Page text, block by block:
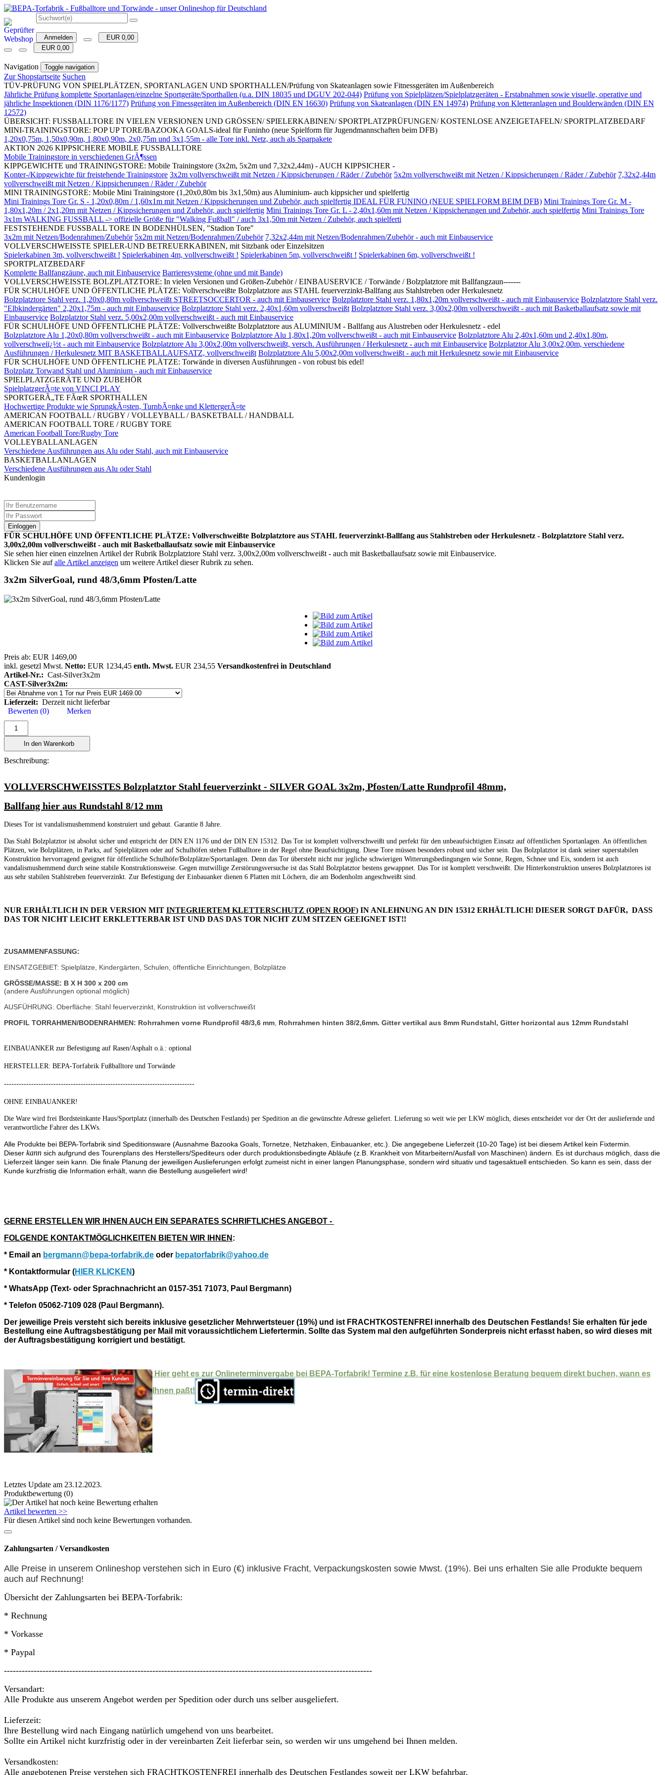
Anmelden
EUR 0,00
EUR 0,00
Navigation Toggle navigation
Zur Shopstartseite Suchen
TÜV-PRÜFUNG VON SPIELPLÄTZEN, SPORTANLAGEN UND SPORTHALLEN/Prüfung von Skateanlagen sowie Fitnessgeräten im Außenbereich
Jährliche Prüfung komplette Sportanlagen/einzelne Sportgeräte/Sporthallen (u.a. DIN 18035 und DGUV 202-044) Prüfung von Spielplätzen/Spielplatzgeräten - Erstabnahmen sowie visuelle, operative und
jährliche Inspektionen (DIN 1176/1177) Prüfung von Fitnessgeräten im Außenbereich (DIN EN 16630) Prüfung von Skateanlagen (DIN EN 14974) Prüfung von Kletteranlagen und Boulderwänden (DIN EN
12572)
ÜBERSICHT: FUSSBALLTORE IN VIELEN VERSIONEN UND GRÖSSEN/ SPIELERKABINEN/ SPORTPLATZPRÜFUNGEN/ KOSTENLOSE ANZEIGETAFELN/ SPORTPLATZBEDARF
MINI-TRAININGSTORE: POP UP TORE/BAZOOKA GOALS-ideal für Funinho (neue Spielform für Jugendmannschaften beim DFB)
1,20x0,75m, 1,50x0,90m, 1,80x0,90m, 2x0,75m und 3x1,55m - alle Tore inkl. Netz, auch als Sparpakete
AKTION 2026 KIPPSICHERE MOBILE FUSSBALLTORE
Mobile Trainingstore in verschiedenen GrÃ¶ssen
KIPPGEWICHTE und TRAININGSTORE: Mobile Trainingstore (3x2m, 5x2m und 7,32x2,44m) - AUCH KIPPSICHER -
Konter-/Kippgewichte für freistehende Trainingstore 3x2m vollverschweißt mit Netzen / Kippsicherungen / Räder / Zubehör 5x2m vollverschweißt mit Netzen / Kippsicherungen / Räder / Zubehör 7,32x2,44m
vollverschweißt mit Netzen / Kippsicherungen / Räder / Zubehör
MINI TRAININGSTORE: Mobile Mini Trainingstore (1,20x0,80m bis 3x1,50m) aus Aluminium- auch kippsicher und spielfertig
Mini Trainings Tore Gr. S - 1,20x0,80m / 1,60x1m mit Netzen / Kippsicherungen und Zubehör, auch spielfertig IDEAL FÜR FUNINO (NEUE SPIELFORM BEIM DFB) Mini Trainings Tore Gr. M -
1,80x1,20m / 2x1,20m mit Netzen / Kippsicherungen und Zubehör, auch spielfertig Mini Trainings Tore Gr. L - 2,40x1,60m mit Netzen / Kippsicherungen und Zubehör, auch spielfertig Mini Trainings Tore
3x1m WALKING FUSSBALL -> offizielle Größe für "Walking Fußball" / auch 3x1,50m mit Netzen / Zubehör, auch spielferti
FESTSTEHENDE FUSSBALL TORE IN BODENHÜLSEN, "Stadion Tore"
3x2m mit Netzen/Bodenrahmen/Zubehör 5x2m mit Netzen/Bodenrahmen/Zubehör 7,32x2,44m mit Netzen/Bodenrahmen/Zubehör - auch mit Einbauservice
VOLLVERSCHWEISSTE SPIELER-UND BETREUERKABINEN, mit Sitzbank oder Einzelsitzen
Spielerkabinen 3m, vollverschweißt ! Spielerkabinen 4m, vollverschweißt ! Spielerkabinen 5m, vollverschweißt ! Spielerkabinen 6m, vollverschweißt !
SPORTPLATZBEDARF
Komplette Ballfangzäune, auch mit Einbauservice Barrieresysteme (ohne und mit Bande)
VOLLVERSCHWEISSTE BOLZPLATZTORE: In vielen Versionen und Größen-Zubehör / EINBAUSERVICE / Torwände / Bolzplatztore mit Ballfangzaun-------
FÜR SCHULHÖFE UND ÖFFENTLICHE PLÄTZE: Vollverschweißte Bolzplatztore aus STAHL feuerverzinkt-Ballfang aus Stahlstreben oder Herkulesnetz
Bolzplatztore Stahl verz. 1,20x0,80m vollverschweißt STREETSOCCERTOR - auch mit Einbauservice Bolzplatztore Stahl verz. 1,80x1,20m vollverschweißt - auch mit Einbauservice Bolzplatztore Stahl verz.
"Elbkindergärten" 2,20x1,75m - auch mit Einbauservice Bolzplatztore Stahl verz. 2,40x1,60m vollverschweißt Bolzplatztore Stahl verz. 3,00x2,00m vollverschweißt - auch mit Basketballaufsatz sowie mit
Einbauservice Bolzplatztor Stahl verz. 5,00x2,00m vollverschweißt - auch mit Einbauservice
FÜR SCHULHÖFE UND ÖFFENTLICHE PLÄTZE: Vollverschweißte Bolzplatztore aus ALUMINIUM - Ballfang aus Alustreben oder Herkulesnetz - edel
Bolzplatztore Alu 1,20x0,80m vollverschweißt - auch mit Einbauservice Bolzplatztore Alu 1,80x1,20m vollverschweißt - auch mit Einbauservice Bolzplatztore Alu 2,40x1,60m und 2,40x1,80m,
vollverschweiï¿½t - auch mit Einbauservice Bolzplatztore Alu 3,00x2,00m vollverschweißt, versch. Ausführungen / Herkulesnetz - auch mit Einbauservice Bolzplatztor Alu 3,00x2,00m, verschiedene
Ausführungen / Herkulesnetz MIT BASKETBALLAUFSATZ, vollverschweißt Bolzplatztore Alu 5,00x2,00m vollverschweißt - auch mit Herkulesnetz sowie mit Einbauservice
FÜR SCHULHÖFE UND ÖFFENTLICHE PLÄTZE: Torwände in diversen Ausführungen - von robust bis edel!
Bolzplatz Torwand Stahl und Aluminium - auch mit Einbauservice
SPIELPLATZGERÄTE UND ZUBEHÖR
SpielplatzgerÃ¤te von VINCI PLAY
SPORTGERÃ„TE FÃœR SPORTHALLEN
Hochwertige Produkte wie SprungkÃ¤sten, TurnbÃ¤nke und KlettergerÃ¤te
AMERICAN FOOTBALL / RUGBY / VOLLEYBALL / BASKETBALL / HANDBALL
AMERICAN FOOTBALL TORE / RUGBY TORE
American Football Tore/Rugby Tore
VOLLEYBALLANLAGEN
Verschiedene Ausführungen aus Alu oder Stahl, auch mit Einbauservice
BASKETBALLANLAGEN
Verschiedene Ausführungen aus Alu oder Stahl
Kundenlogin
Einloggen
FÜR SCHULHÖFE UND ÖFFENTLICHE PLÄTZE: Vollverschweißte Bolzplatztore aus STAHL feuerverzinkt-Ballfang aus Stahlstreben oder Herkulesnetz - Bolzplatztore Stahl verz.
3,00x2,00m vollverschweißt - auch mit Basketballaufsatz sowie mit Einbauservice
Sie sehen hier einen einzelnen Artikel der Rubrik Bolzplatztore Stahl verz. 3,00x2,00m vollverschweißt - auch mit Basketballaufsatz sowie mit Einbauservice.
Klicken Sie aufalle Artikel anzeigen um weitere Artikel dieser Rubrik zu sehen.
3x2m SilverGoal, rund 48/3,6mm Pfosten/Latte
Preis ab: EUR 1469,00
inkl. gesetzl Mwst. Netto: EUR 1234,45 enth. Mwst. EUR 234,55 Versandkostenfrei in Deutschland
Artikel-Nr.: Cast-Silver3x2m
CAST-Silver3x2m:
Lieferzeit: Derzeit nicht lieferbar
Bewerten (0)
Merken
In den Warenkorb
Beschreibung:
VOLLVERSCHWEISSTES Bolzplatztor Stahl feuerverzinkt - SILVER GOAL 3x2m, Pfosten/Latte Rundprofil 48mm,
Ballfang hier aus Rundstahl 8/12 mm
Dieses Tor ist vandalismushemmend konstruiert und gebaut. Garantie 8 Jahre.
Das Stahl Bolzplatztor ist absolut sicher und entspricht der DIN EN 1176 und der DIN EN 15312. Das Tor ist komplett vollverschweißt und perfekt für den unbeaufsichtigten Einsatz auf öffentlichen Sportanlagen. An öffentlichen
Plätzen, wie Bolzplätzen, in Parks, auf Spielplätzen oder auf Schulhöfen stehen Fußballtore in der Regel ohne Beaufsichtigung. Diese Tore müssen besonders robust und sicher sein. Das Bolzplatztor ist dank seiner superstabilen
Konstruktion hervorragend geeignet für öffentliche Schulhöfe/Bolzplätze/Sportanlagen. Denn das Tor übersteht nicht nur jegliche schwierigen Witterungsbedingungen wie Sonne, Regen, Schnee und Eis, sondern ist auch
vandalismushemmend durch seine stabile Konstruktionsweise. Gegen mutwillige Zerstörungsversuche ist das Stahl Bolzplatztor bestens gewappnet. Das Tor ist komplett verschweißt. Die Hinterkonstruktion unseres Bolzplatztores ist
aus sehr stabilen Stahlstreben feuerverzinkt. Zur Befestigung der Einbauanker dienen 6 Platten mit Löchern, die am Bodenholm angeschweißt sind.
NUR ERHÄLTLICH IN DER VERSION MIT INTEGRIERTEM KLETTERSCHUTZ (OPEN ROOF) IN ANLEHNUNG AN DIN 15312 ERHÄLTLICH! DIESER SORGT DAFÜR, DASS
DAS TOR NICHT LEICHT ERKLETTERBAR IST UND DAS DAS TOR NICHT ZUM SITZEN GEEIGNET IST!!
ZUSAMMENFASSUNG:
EINSATZGEBIET: Spielplätze, Kindergärten, Schulen, öffentliche Einrichtungen, Bolzplätze
GRÖSSE/MASSE: B X H 300 x 200 cm
(andere Ausführungen optional möglich)
AUSFÜHRUNG: Oberfläche: Stahl feuerverzinkt, Konstruktion ist vollverschweißt
PROFIL TORRAHMEN/BODENRAHMEN: Rohrrahmen vorne Rundprofil 48/3,6 mm Rohrrahmen hinten 38/2,6mm. Gitter vertikal aus 8mm Rundstahl, Gitter horizontal aus 12mm Rundstahl
EINBAUANKER zur Befestigung auf Rasen/Asphalt o.ä.: optional
HERSTELLER: BEPA-Torfabrik Fußballtore und Torwände
-----------------------------------------------------------------------------
OHNE EINBAUANKER!
Die Ware wird frei Bordsteinkante Haus/Sportplatz (innerhalb des Deutschen Festlands) per Spedition an die gewünschte Adresse geliefert. Lieferung so weit wie per LKW möglich, dieses entscheidet vor der Ort der ausliefernde und
verantwortliche Fahrer des LKWs.
Alle Produkte bei BEPA-Torfabrik sind Speditionsware (Ausnahme Bazooka Goals, Tornetze, Netzhaken, Einbauanker, etc.). Die angegebene Lieferzeit (10-20 Tage) ist bei diesem Artikel kein Fixtermin.
Dieser kann sich aufgrund des Tourenplans des Herstellers/Spediteurs oder durch produktionsbedingte Abläufe (z.B. Krankheit von Mitarbeitern/Ausfall von Maschinen) ändern. Es ist durchaus möglich, dass die
Lieferzeit länger sein kann. Die finale Planung der jeweiligen Auslieferungen erfolgt zumeist nicht in einer langen Planungsphase, sondern wird situativ und tagesaktuell entschieden. So kann es sein, dass der
Kunde kurzfristig die Information erhält, wann die Bestellung ausgeliefert wird!
GERNE ERSTELLEN WIR IHNEN AUCH EIN SEPARATES SCHRIFTLICHES ANGEBOT -
FOLGENDE KONTAKTMÖGLICHKEITEN BIETEN WIR IHNEN :
* Email an bergmann@bepa-torfabrik.de oder bepatorfabrik@yahoo.de
* Kontaktformular (HIER KLICKEN)
* WhatsApp (Text- oder Sprachnachricht an 0157-351 71073, Paul Bergmann)
* Telefon 05062-7109 028 (Paul Bergmann).
Der jeweilige Preis versteht sich bereits inklusive gesetzlicher Mehrwertsteuer (19%) und ist FRACHTKOSTENFREI innerhalb des Deutschen Festlands! Sie erhalten für jede
Bestellung eine Auftragsbestätigung per Mail mit voraussichtlichem Liefertermin. Sollte das System mal den aufgeführten Sonderpreis nicht erfasst haben, so wird dieses mit
der Auftragsbestätigung korrigiert und bestätigt.
Hier geht es zur Onlineterminvergabe bei BEPA-Torfabrik! Termine z.B. für eine kostenlose Beratung bequem direkt buchen, wann es
Ihnen paßt!
Letztes Update am 23.12.2023.
Produktbewertung (0)
Artikel bewerten >>
Für diesen Artikel sind noch keine Bewertungen vorhanden.
Zahlungsarten / Versandkosten
Alle Preise in unserem Onlineshop verstehen sich in Euro (€) inklusive Fracht, Verpackungskosten sowie Mwst. (19%). Bei uns erhalten Sie alle Produkte bequem
auch auf Rechnung!
Übersicht der Zahlungsarten bei BEPA-Torfabrik:
* Rechnung
* Vorkasse
* Paypal
----------------------------------------------------------------------------------------------------------------------------
Versandart:
Alle Produkte aus unserem Angebot werden per Spedition oder durch uns selber ausgeliefert.
Lieferzeit:
Ihre Bestellung wird nach Eingang natürlich umgehend von uns bearbeitet.
Sollte ein Artikel nicht kurzfristig oder in der vereinbarten Zeit lieferbar sein, so werden wir uns umgehend bei Ihnen melden.
Versandkosten:
Alle angebotenen Preise verstehen sich FRACHTKOSTENFREI innerhalb des Deutschen Festlandes soweit per LKW befahrbar.